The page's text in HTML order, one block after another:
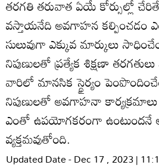
తరగతి తరువాత ఏయే కోర్సుల్లో
వస్తాయనేది అవగాహన కల్పించడం
సులువుగా ఎక్కువ మార్కులు
నిపుణులతో ప్రత్యేక శిక్షణా
వారిలో మానసిక స్థైర్యం
నిపుణులతో అవగాహనా కార్యక్రమాలు
ఎంతో ఉపయోగకరంగా ఉంటుందనే
వ్యక్తమవుతోంది.
Updated Date - Dec 17 , 2023 |